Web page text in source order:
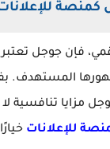
فإن جوجل
المستهدف.
مزايا تنافسية
للإعلانات